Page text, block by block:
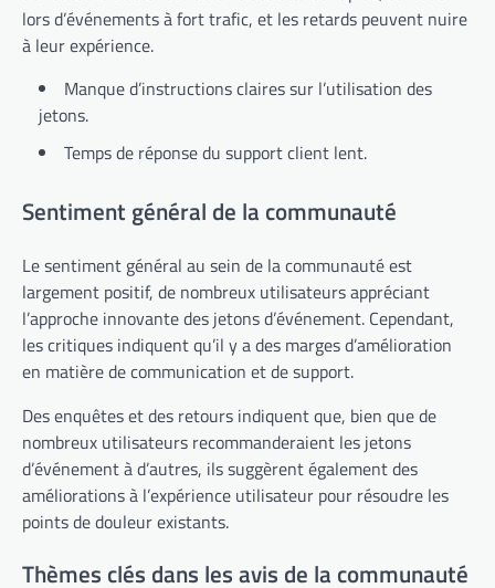
lors d’événements à fort trafic, et les retards peuvent nuire
à leur expérience.
Manque d’instructions claires sur l’utilisation des
jetons.
Temps de réponse du support client lent.
Sentiment général de la communauté
Le sentiment général au sein de la communauté est
largement positif, de nombreux utilisateurs appréciant
l’approche innovante des jetons d’événement. Cependant,
les critiques indiquent qu’il y a des marges d’amélioration
en matière de communication et de support.
Des enquêtes et des retours indiquent que, bien que de
nombreux utilisateurs recommanderaient les jetons
d’événement à d’autres, ils suggèrent également des
améliorations à l’expérience utilisateur pour résoudre les
points de douleur existants.
Thèmes clés dans les avis de la communauté